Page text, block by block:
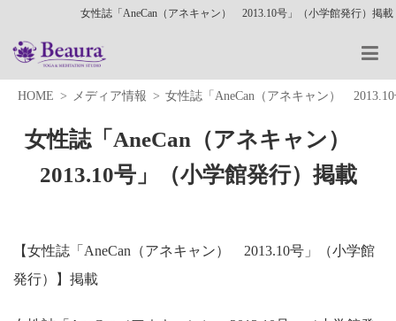
女性誌「AneCan（アネキャン） 2013.10号」（小学館発行）掲載
HOME メディア情報 女性誌「AneCan（アネキャン）
女性誌「AneCan（アネキャン）
2013.10号」（小学館発行）掲載
【女性誌「AneCan（アネキャン） 2013.10号」（小学館
発行）】掲載